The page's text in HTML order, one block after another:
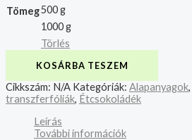
Tömeg500 g
1000 g
Törlés
KOSÁRBA TESZEM
Cikkszám: N/A Kategóriák: Alapanyagok,
transzferfóliák, Étcsokoládék
Leírás
További információk